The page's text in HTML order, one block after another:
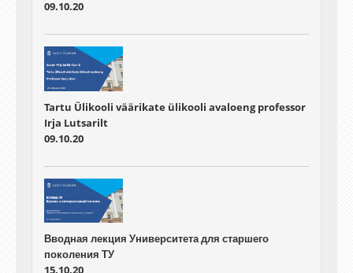
09.10.20
Tartu Ülikooli väärikate ülikooli avaloeng professor
Irja Lutsarilt
09.10.20
Вводная лекция Университета для старшего
поколения ТУ
15.10.20